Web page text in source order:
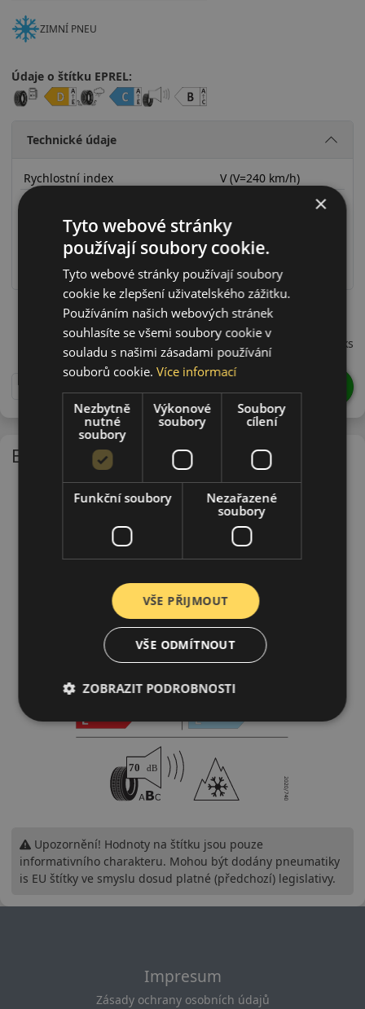
ZIMNÍ PNEU
Údaje o štítku EPREL:
Technické údaje
Rychlostní index
V (V=240 km/h)
Zátěžový index
Zesílené provedení (XL)
Ano
RunFlat systém
Ne
Ochrana ráfku
Ne
24540R17VWP71X
2 889 CZK /ks
EU - štítek
Upozornění! Hodnoty na štítku jsou pouze
informativního charakteru. Mohou být dodány pneumatiky
is EU štítky ve smyslu dosud platné (předchozí) legislativy.
Impresum
Zásady ochrany osobních údajů
×
Tyto webové stránky
používají soubory cookie.
Tyto webové stránky používají soubory
cookie ke zlepšení uživatelského zážitku.
Používáním našich webových stránek
souhlasíte se všemi soubory cookie v
souladu s našimi zásadami používání
souborů cookie.Více informací
Nezbytně
nutné
soubory
Výkonové
soubory
Soubory
cílení
Funkční soubory
Nezařazené
soubory
VŠE PŘIJMOUT
VŠE ODMÍTNOUT
ZOBRAZIT PODROBNOSTI